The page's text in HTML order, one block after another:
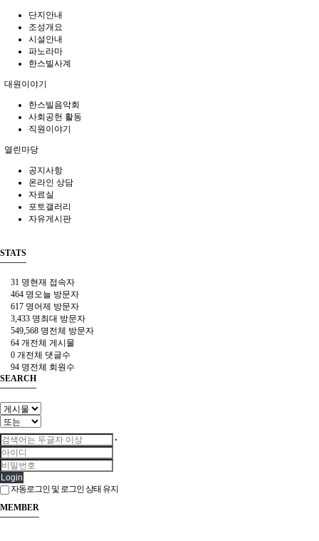
단지안내
조성개요
시설안내
파노라마
한스빌사계
대원이야기
한스빌음악회
사회공헌 활동
직원이야기
열린마당
공지사항
온라인 상담
자료실
포토갤러리
자유게시판
STATS
31 명현재 접속자
464 명 오늘 방문자
617 명어제 방문자
3,433 명최대 방문자
549,568 명전체 방문자
64 개전체 게시물
0 개전체 댓글수
94 명전체 회원수
SEARCH
Login
자동로그인 및 로그인 상태 유지
MEMBER